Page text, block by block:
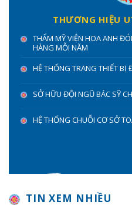
THƯƠNG HIỆU
THẨM MỸ VIỆN HOA ANH
HÀNG MỖI NĂM
HỆ THỐNG TRANG THIẾT BỊ
SỞ HỮU ĐỘI NGŨ BÁC SỸ
HỆ THỐNG CHUỖI CƠ SỞ
TIN XEM NHIỀU